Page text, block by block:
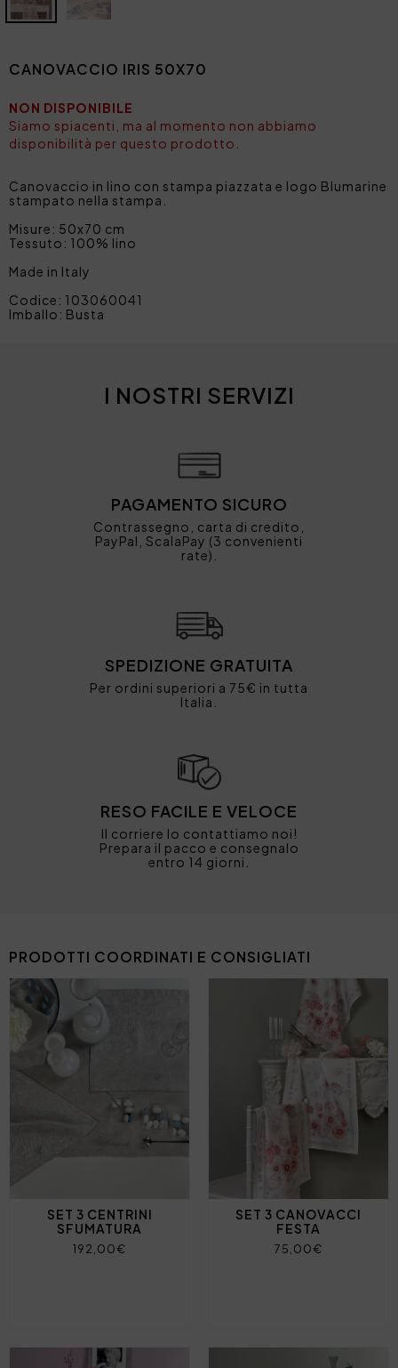
CANOVACCIO IRIS 50X70
NON DISPONIBILE
Siamo spiacenti, ma al momento non abbiamo
disponibilità per questo prodotto.
Canovaccio in lino con stampa piazzata e logo Blumarine
stampato nella stampa.
Misure: 50x70 cm
Tessuto: 100% lino
Made in Italy
Codice: 103060041
Imballo: Busta
I NOSTRI SERVIZI
PAGAMENTO SICURO
Contrassegno, carta di credito,
PayPal, ScalaPay (3 convenienti
rate).
SPEDIZIONE GRATUITA
Per ordini superiori a 75€ in tutta
Italia.
RESO FACILE E VELOCE
Il corriere lo contattiamo noi!
Prepara il pacco e consegnalo
entro 14 giorni.
PRODOTTI COORDINATI E CONSIGLIATI
SET 3 CENTRINI
SFUMATURA
192,00€
SET 3 CANOVACCI
FESTA
75,00€